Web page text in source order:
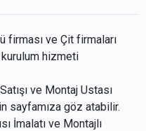
firması ve Çit firmaları
hizmeti
ve Montaj Ustası
sayfamıza göz atabilir.
İmalatı ve Montajlı